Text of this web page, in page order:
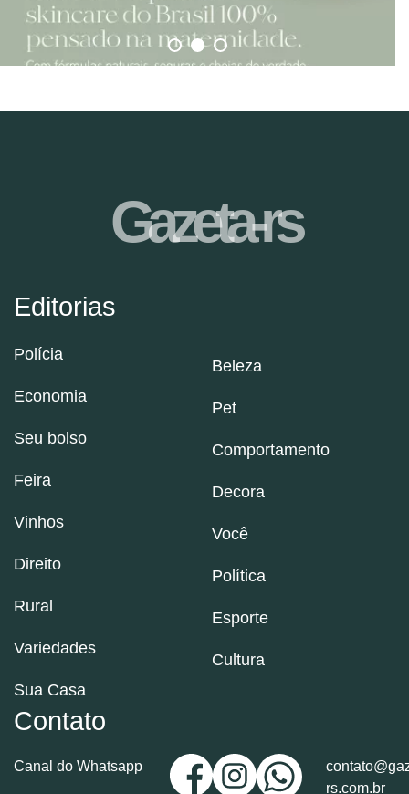
Editorias
Polícia
Economia
Seu bolso
Feira
Vinhos
Direito
Rural
Variedades
Sua Casa
Beleza
Pet
Comportamento
Decora
Você
Política
Esporte
Cultura
Contato
Canal do Whatsapp
rs.com.br
Gazeta-rs